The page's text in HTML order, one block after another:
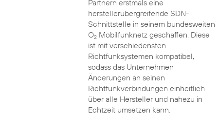
Partnern erstmals eine
herstellerübergreifende SDN-
Schnittstelle in seinem bundesweiten
O2Mobilfunknetz geschaffen. Diese
ist mit verschiedensten
Richtfunksystemen kompatibel,
sodass das Unternehmen
Änderungen an seinen
Richtfunkverbindungen einheitlich
über alle Hersteller und nahezu in
Echtzeit umsetzen kann.